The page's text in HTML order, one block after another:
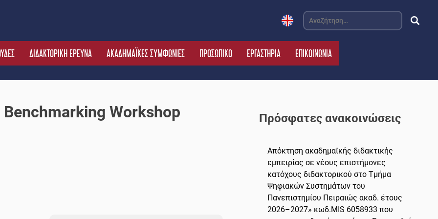
Αναζήτηση
για:
ΔΙΔΑΚΤΟΡΙΚΗ ΕΡΕΥΝΑ ΑΚΑΔΗΜΑΪΚΕΣ ΣΥΜΦΩΝΙΕΣ ΠΡΟΣΩΠΙΚΟ ΕΡΓΑΣΤΗΡΙΑ ΕΠΙΚΟΙΝΩΝΙΑ
Workshop Πρόσφατες ανακοινώσεις
Απόκτηση ακαδημαϊκής διδακτικής
εμπειρίας σε νέους επιστήμονες
κατόχους διδακτορικού στο Τμήμα
Ψηφιακών Συστημάτων του
Πανεπιστημίου Πειραιώς ακαδ. έτους
2026–2027» κωδ.MIS 6058933 που